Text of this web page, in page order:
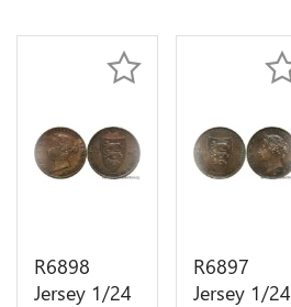
R6898
Jersey 1/24
R6897
Jersey 1/24